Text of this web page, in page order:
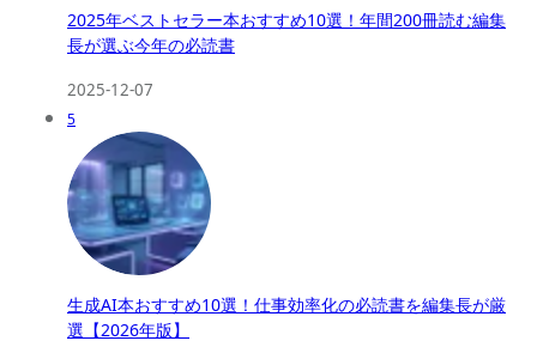
2025年ベストセラー本おすすめ10選！年間200冊読む編集
長が選ぶ今年の必読書
2025-12-07
5
生成AI本おすすめ10選！仕事効率化の必読書を編集長が厳
選【2026年版】